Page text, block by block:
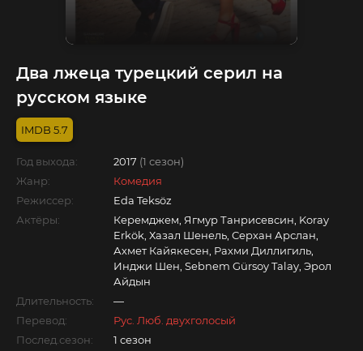
Два лжеца турецкий серил на
русском языке
5.7
Год выхода: 2017 (1 сезон)
Жанр:
Комедия
Режиссер:
Eda Teksöz
Актёры:
Керемджем, Ягмур Танрисевсин, Koray
Erkök, Хазал Шенель, Серхан Арслан,
Ахмет Кайякесен, Рахми Диллигиль,
Инджи Шен, Sebnem Gürsoy Talay, Эрол
Айдын
Длительность:
—
Перевод:
Рус. Люб. двухголосый
Послед.сезон:
1 сезон